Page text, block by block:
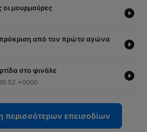
οι μουρμούρες
από τον πρώτο αγώνα
στο φινάλε
+0000
περισσότερων επεισοδίων